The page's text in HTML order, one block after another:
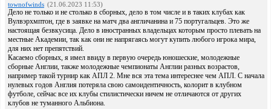
townofwinds (21.06.2023 11:53)
Дело не только и не столько в сборных, дело в том числе и в таких клубах как
Вулвэрхмптон, где в заявке на матч два англичанина и 75 португальцев. Это же
настоящая безвкусица. Дело в иностранных владельцах которым просто плевать на
местные Академии, так как они не напрягаясь могут купить любого игрока мира,
для них нет препятствий.
Касаемо сборных, я имел ввиду в первую очередь юношеские, молодежные
сборные Англии, также молодежные чемпионаты Англии разных возрастов,
например такой турнир как АПЛ 2. Мне вся эта тема интереснее чем АПЛ. С начала
нулевых годов Англия потеряла свою самоидентичность, колорит в клубном
футболе, сейчас все их клубы стилистически ничем не отличаются от других
клубов не туманного Альбиона.